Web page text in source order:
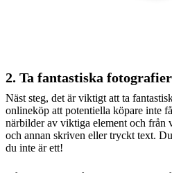
2. Ta fantastiska fotografier
Näst steg, det är viktigt att ta
onlineköp att potentiella köpare inte
närbilder av viktiga element och från
och annan skriven eller tryckt text.
du inte är ett!